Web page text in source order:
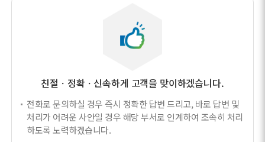
친절ㆍ정확ㆍ신속하게 고객을 맞이하겠습니다.
전화로 문의하실 경우 즉시 정확한 답변 드리고, 바로 답변 및
처리가 어려운 사안일 경우 해당 부서로 인계하여 조속히 처리
하도록 노력하겠습니다.